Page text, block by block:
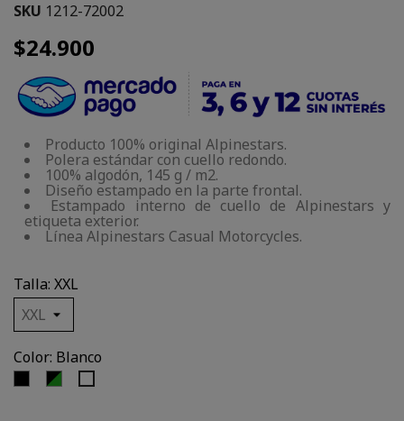
SKU 1212-72002
$24.900
Producto 100% original Alpinestars.
Polera estándar con cuello redondo.
100% algodón, 145 g / m2.
Diseño estampado en la parte frontal.
Estampado interno de cuello de Alpinestars y
etiqueta exterior.
Línea Alpinestars Casual Motorcycles.
Talla: XXL
Color: Blanco
NegroVerde,